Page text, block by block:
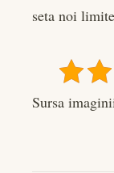
seta noi
Sursa